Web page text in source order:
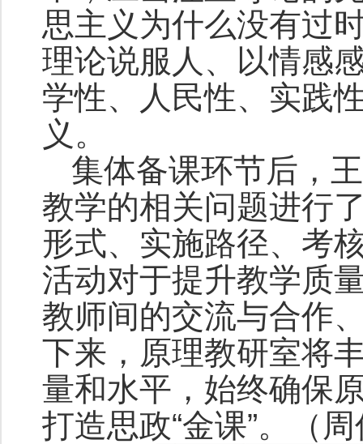
思主义为什么没有过
理论说服人、以情感
学性、人民性、实践
义。
集体备课环节后，
教学的相关问题进行
形式、实施路径、考
活动对于提升教学质
教师间的交流与合作
下来，原理教研室将
量和水平，始终确保
打造思政“金课”。（